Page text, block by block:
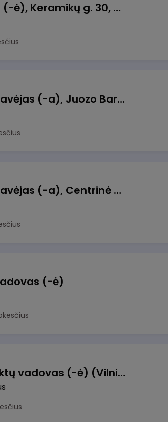
Taromato operatorius (-ė), Keramikų g. 30, Neveronys
Kasininkas (-ė) - pardavėjas (-a), Juozo Bartašiaus g. 1, Utena
Kasininkas (-ė) - pardavėjas (-a), Centrinė g. 62, Galgiai
(-ė)
Transformacijos projektų vadovas (-ė) (Vilnius, LT)